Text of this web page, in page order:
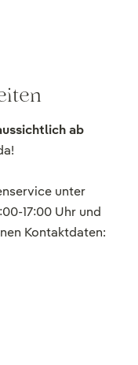
ab
unter
17:00 Uhr und
Kontaktdaten: